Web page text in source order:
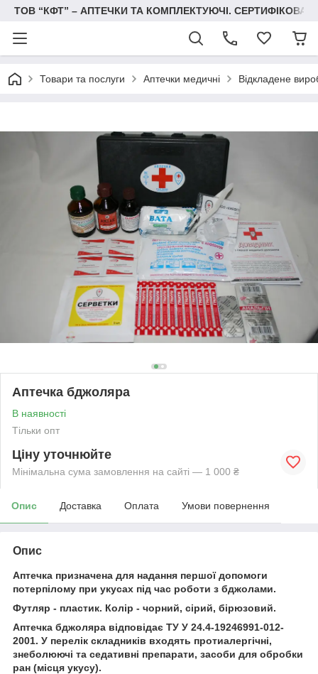
ТОВ “КФТ” – АПТЕЧКИ ТА КОМПЛЕКТУЮЧІ.
Товари та послуги Аптечки медичні Відкладене
Аптечка бджоляра
В наявності
Тільки опт
Ціну уточнюйте
Мінімальна сума замовлення на сайті — 1 000 ₴
Опис Доставка Оплата Умови повернення
Опис
Аптечка призначена для надання першої допомоги
потерпілому при укусах під час роботи з бджолами.
Футляр - пластик. Колір - чорний, сірий, бірюзовий.
Аптечка бджоляра відповідає ТУ У 24.4-19246991-012-
2001. У перелік складників входять протиалергічні,
знеболюючі та седативні препарати, засоби для обробки
ран (місця укусу).